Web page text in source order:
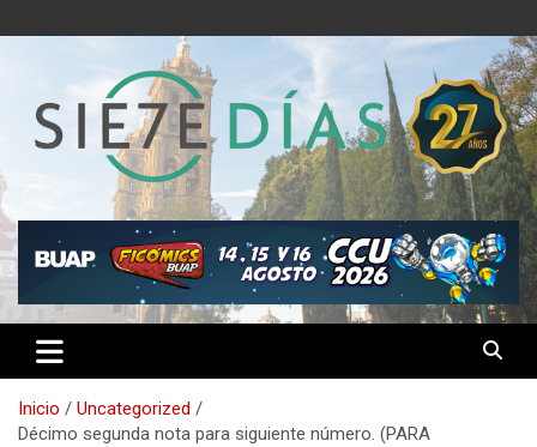
al
Semanario 7 Días
Inicio
Uncategorized
Décimo segunda nota para siguiente número. (PARA